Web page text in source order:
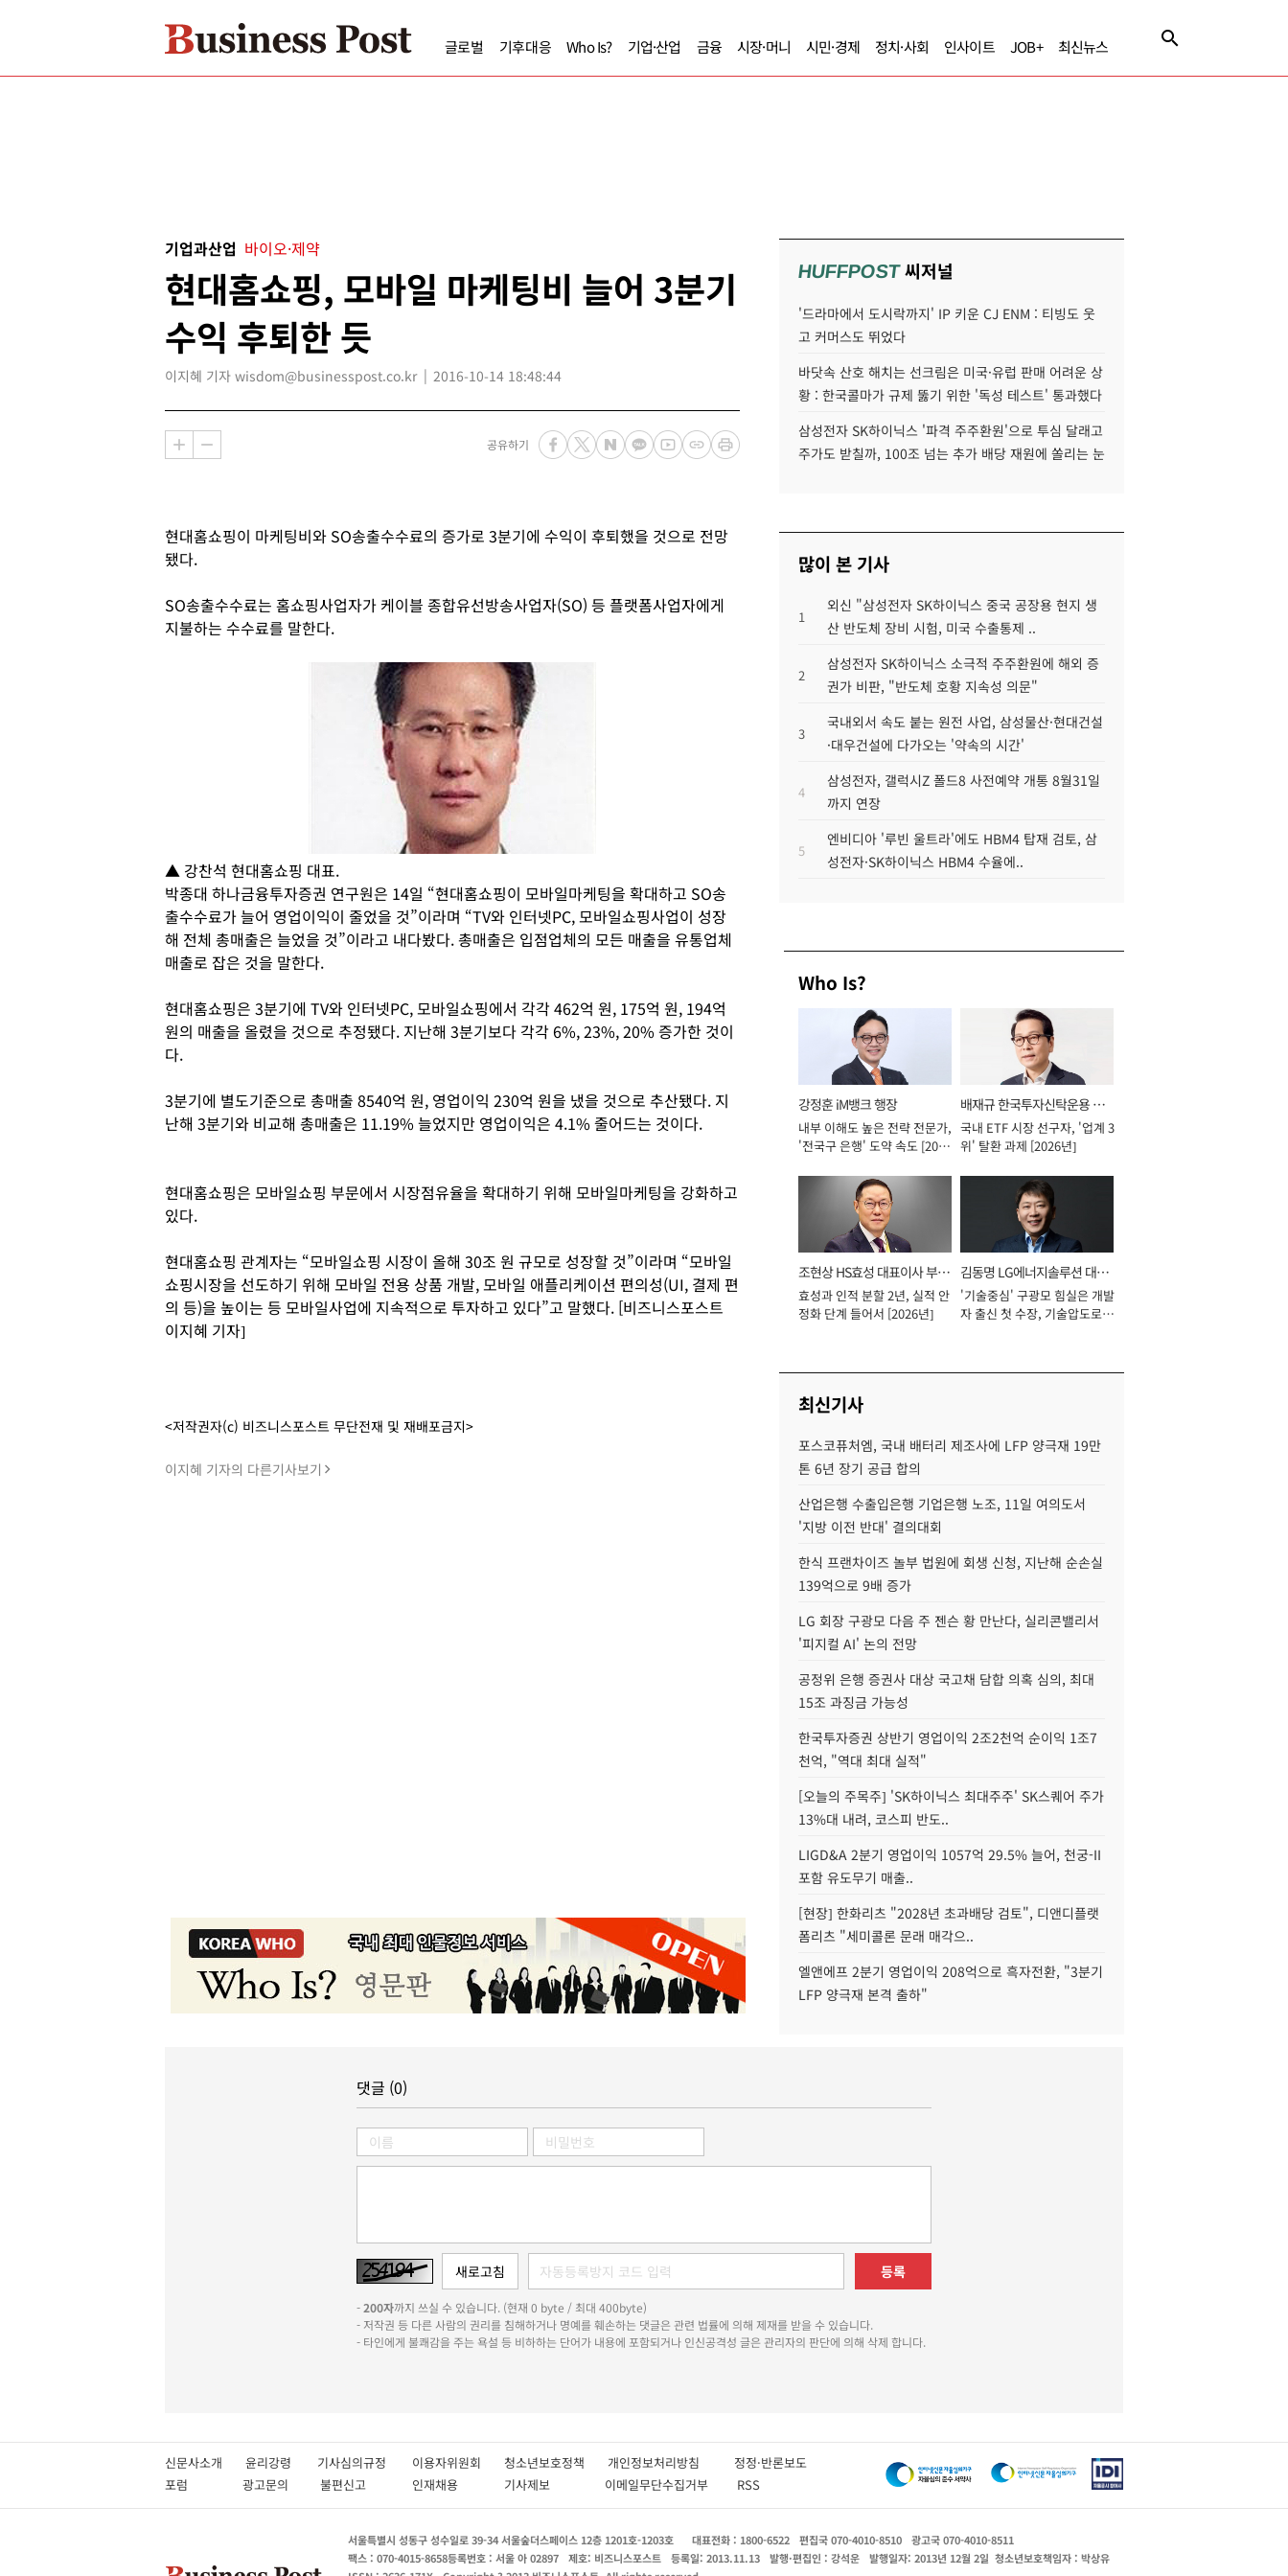
글로벌 기후대응 Who Is? 기업·산업 금융 시장·머니 시민·경제 정치·사회 인사이트 JOB+ 최신뉴스
기업과산업 바이오·제약
현대홈쇼핑, 모바일 마케팅비 늘어 3분기
수익 후퇴한 듯
이지혜 기자 wisdom@businesspost.co.kr 2016-10-14 18:48:44
공유하기
현대홈쇼핑이 마케팅비와 SO송출수수료의 증가로 3분기에 수익이 후퇴했을 것으로 전망
됐다.
SO송출수수료는 홈쇼핑사업자가 케이블 종합유선방송사업자(SO) 등 플랫폼사업자에게
지불하는 수수료를 말한다.
▲ 강찬석 현대홈쇼핑 대표.
박종대 하나금융투자증권 연구원은 14일 “현대홈쇼핑이 모바일마케팅을 확대하고 SO송
출수수료가 늘어 영업이익이 줄었을 것”이라며 “TV와 인터넷PC, 모바일쇼핑사업이 성장
해 전체 총매출은 늘었을 것”이라고 내다봤다. 총매출은 입점업체의 모든 매출을 유통업체
매출로 잡은 것을 말한다.
현대홈쇼핑은 3분기에 TV와 인터넷PC, 모바일쇼핑에서 각각 462억 원, 175억 원, 194억
원의 매출을 올렸을 것으로 추정됐다. 지난해 3분기보다 각각 6%, 23%, 20% 증가한 것이
다.
3분기에 별도기준으로 총매출 8540억 원, 영업이익 230억 원을 냈을 것으로 추산됐다. 지
난해 3분기와 비교해 총매출은 11.19% 늘었지만 영업이익은 4.1% 줄어드는 것이다.
현대홈쇼핑은 모바일쇼핑 부문에서 시장점유율을 확대하기 위해 모바일마케팅을 강화하고
있다.
현대홈쇼핑 관계자는 “모바일쇼핑 시장이 올해 30조 원 규모로 성장할 것”이라며 “모바일
쇼핑시장을 선도하기 위해 모바일 전용 상품 개발, 모바일 애플리케이션 편의성(UI, 결제 편
의 등)을 높이는 등 모바일사업에 지속적으로 투자하고 있다”고 말했다. [비즈니스포스트
이지혜 기자]
<저작권자(c) 비즈니스포스트 무단전재 및 재배포금지>
이지혜 기자의 다른기사보기
HUFFPOST씨저널
'드라마에서 도시락까지' IP 키운 CJ ENM : 티빙도 웃
고 커머스도 뛰었다
바닷속 산호 해치는 선크림은 미국·유럽 판매 어려운 상
황 : 한국콜마가 규제 뚫기 위한 '독성 테스트' 통과했다
삼성전자 SK하이닉스 '파격 주주환원'으로 투심 달래고
주가도 받칠까, 100조 넘는 추가 배당 재원에 쏠리는 눈
많이 본 기사
1
외신 "삼성전자 SK하이닉스 중국 공장용 현지 생
산 반도체 장비 시험, 미국 수출통제 ..
2
삼성전자 SK하이닉스 소극적 주주환원에 해외 증
권가 비판, "반도체 호황 지속성 의문"
3
국내외서 속도 붙는 원전 사업, 삼성물산·현대건설
·대우건설에 다가오는 '약속의 시간'
4
삼성전자, 갤럭시Z 폴드8 사전예약 개통 8월31일
까지 연장
5
엔비디아 '루빈 울트라'에도 HBM4 탑재 검토, 삼
성전자·SK하이닉스 HBM4 수율에..
Who Is?
강정훈 iM뱅크 행장
내부 이해도 높은 전략 전문가,
'전국구 은행' 도약 속도 [2026
배재규 한국투자신탁운용 대
표이사 사장
국내 ETF 시장 선구자, '업계 3
위' 탈환 과제 [2026년]
조현상 HS효성 대표이사 부회
장
효성과 인적 분할 2년, 실적 안
정화 단계 들어서 [2026년]
김동명 LG에너지솔루션 대표
이사 사장
'기술중심' 구광모 힘실은 개발
자 출신 첫 수장, 기술압도로
최신기사
포스코퓨처엠, 국내 배터리 제조사에 LFP 양극재 19만
톤 6년 장기 공급 합의
산업은행 수출입은행 기업은행 노조, 11일 여의도서
'지방 이전 반대' 결의대회
한식 프랜차이즈 놀부 법원에 회생 신청, 지난해 순손실
139억으로 9배 증가
LG 회장 구광모 다음 주 젠슨 황 만난다, 실리콘밸리서
'피지컬 AI' 논의 전망
공정위 은행 증권사 대상 국고채 담합 의혹 심의, 최대
15조 과징금 가능성
한국투자증권 상반기 영업이익 2조2천억 순이익 1조7
천억, "역대 최대 실적"
[오늘의 주목주] 'SK하이닉스 최대주주' SK스퀘어 주가
13%대 내려, 코스피 반도..
LIGD&A 2분기 영업이익 1057억 29.5% 늘어, 천궁-II
포함 유도무기 매출..
[현장] 한화리츠 "2028년 초과배당 검토", 디앤디플랫
폼리츠 "세미콜론 문래 매각으..
엘앤에프 2분기 영업이익 208억으로 흑자전환, "3분기
LFP 양극재 본격 출하"
댓글 (0)
등록
-200자까지 쓰실 수 있습니다. (현재 0 byte / 최대 400byte)
- 저작권 등 다른 사람의 권리를 침해하거나 명예를 훼손하는 댓글은 관련 법률에 의해 제재를 받을 수 있습니다.
- 타인에게 불쾌감을 주는 욕설 등 비하하는 단어가 내용에 포함되거나 인신공격성 글은 관리자의 판단에 의해 삭제 합니다.
신문사소개 윤리강령 기사심의규정 이용자위원회 청소년보호정책 개인정보처리방침 정정·반론보도
포럼
광고문의 불편신고 인재채용 기사제보 이메일무단수집거부 RSS
서울특별시 성동구 성수일로 39-34 서울숲더스페이스 12층 1201호-1203호 대표전화 : 1800-6522 편집국 070-4010-8510
광고국 070-4010-8511
팩스 : 070-4015-8658등록번호 : 서울 아 02897 제호: 비즈니스포스트 등록일: 2013.11.13 발행·편집인 : 강석운 발행일자: 2013년 12월 2일 청소년보호책임자 : 박상유